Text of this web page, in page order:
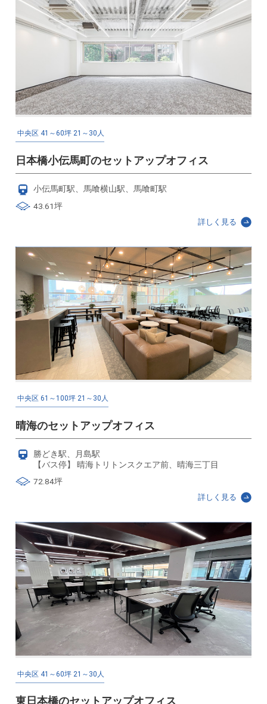
中央区 41～60坪 21～30人
日本橋小伝馬町のセットアップオフィス
小伝馬町駅、馬喰横山駅、馬喰町駅
43.61坪
詳しく見る
中央区 61～100坪 21～30人
晴海のセットアップオフィス
勝どき駅、月島駅
【バス停】 晴海トリトンスクエア前、晴海三丁目
72.84坪
詳しく見る
中央区 41～60坪 21～30人
東日本橋のセットアップオフィス